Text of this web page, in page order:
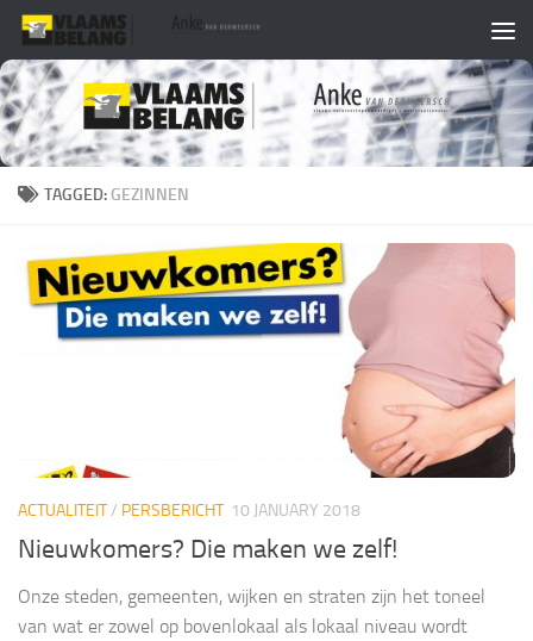
Skip to content
TAGGED: GEZINNEN
ACTUALITEIT/ PERSBERICHT 10 JANUARY 2018
Nieuwkomers? Die maken we zelf!
Onze steden, gemeenten, wijken en straten zijn het toneel
van wat er zowel op bovenlokaal als lokaal niveau wordt